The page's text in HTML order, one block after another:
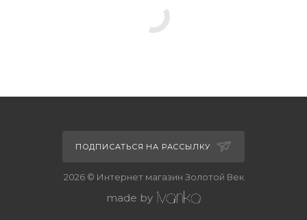
ПОДПИСАТЬСЯ НА РАССЫЛКУ
2026 © Интернет магазин Золотой Век
made by